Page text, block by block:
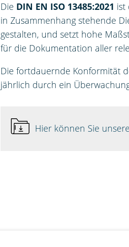
Die DIN EN ISO 13485:2021 ist
in Zusammenhang stehende
gestalten, und setzt hohe
für die Dokumentation aller
Die fortdauernde Konformität
jährlich durch ein
Hier können Sie